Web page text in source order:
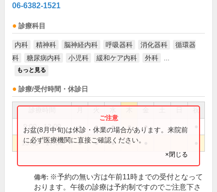
06-6382-1521
診療科目
内科 精神科 脳神経内科 呼吸器科 消化器科
循環器
科
糖尿病内科 小児科 緩和ケア内科 外科
もっと見る
診療/受付時間・休診日
祝
9:00～12:00 ● ● ● ● ●
13:30～17:00 ● ● ● ●
お盆(8月中旬)は休診・休業の場合があります。来院前
に必ず医療機関に直接ご確認ください。
×閉じる
備考: ※予約の無い方は午前11時までの受付となって
おります。午後の診療は予約制ですのでご注意下さ